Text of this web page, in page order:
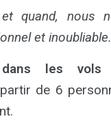
quand, nous
et inoubliable.
dans les vols
de 6